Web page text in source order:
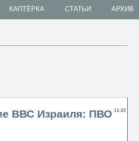
КАПТЁРКА СТАТЬИ АРХИВ
11:23
ВВС Израиля: ПВО